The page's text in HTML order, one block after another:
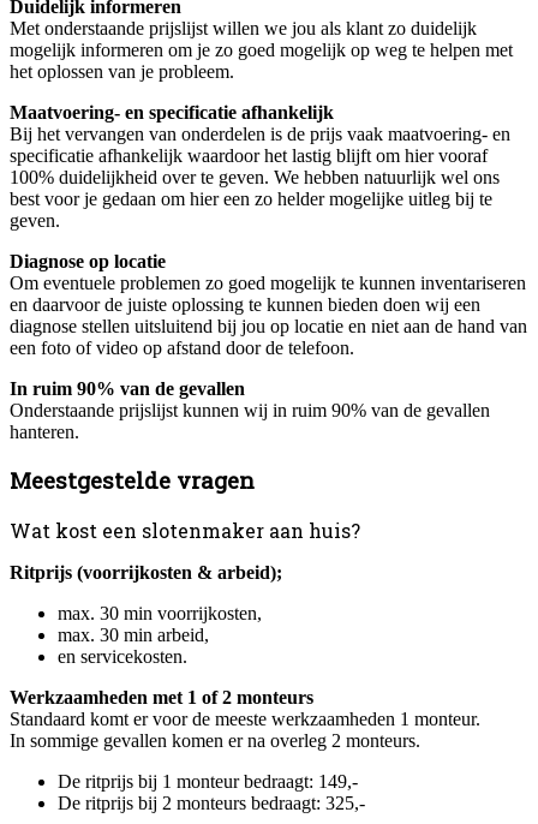
Duidelijk informeren
Met onderstaande prijslijst willen we jou als klant zo duidelijk
mogelijk informeren om je zo goed mogelijk op weg te helpen met
het oplossen van je probleem.
Maatvoering- en specificatie afhankelijk
Bij het vervangen van onderdelen is de prijs vaak maatvoering- en
specificatie afhankelijk waardoor het lastig blijft om hier vooraf
100% duidelijkheid over te geven. We hebben natuurlijk wel ons
best voor je gedaan om hier een zo helder mogelijke uitleg bij te
geven.
Diagnose op locatie
Om eventuele problemen zo goed mogelijk te kunnen inventariseren
en daarvoor de juiste oplossing te kunnen bieden doen wij een
diagnose stellen uitsluitend bij jou op locatie en niet aan de hand van
een foto of video op afstand door de telefoon.
In ruim 90% van de gevallen
Onderstaande prijslijst kunnen wij in ruim 90% van de gevallen
hanteren.
Meestgestelde vragen
Wat kost een slotenmaker aan huis?
Ritprijs (voorrijkosten & arbeid);
max. 30 min voorrijkosten,
max. 30 min arbeid,
en servicekosten.
Werkzaamheden met 1 of 2 monteurs
Standaard komt er voor de meeste werkzaamheden 1 monteur.
In sommige gevallen komen er na overleg 2 monteurs.
De ritprijs bij 1 monteur bedraagt: 149,-
De ritprijs bij 2 monteurs bedraagt: 325,-